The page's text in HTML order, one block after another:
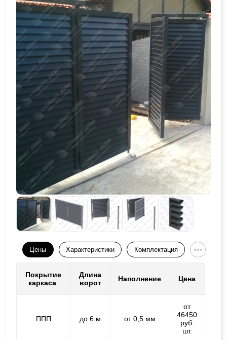
Цены Характеристики Комплектация
Покрытие
каркаса
Длина
ворот
Наполнение Цена
ППП до 6 м от 0,5 мм
от
46450
руб.
шт.